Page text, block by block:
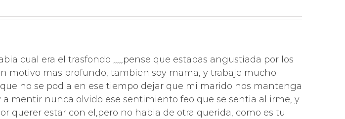
cual era el trasfondo ,,,,,pense que estabas angustiada por los
motivo mas profundo, tambien soy mama, y trabaje mucho
no se podia en ese tiempo dejar que mi marido nos mantenga
mentir nunca olvido ese sentimiento feo que se sentia al irme, y
querer estar con el,pero no habia de otra querida, como es tu